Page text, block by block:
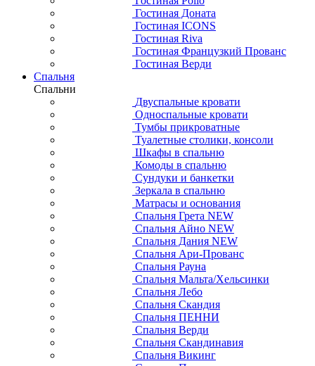
Гостиная Доната
Гостиная ICONS
Гостиная Riva
Гостиная Французкий Прованс
Гостиная Верди
Спальня
Спальни
Двуспальные кровати
Односпальные кровати
Тумбы прикроватные
Туалетные столики, консоли
Шкафы в спальню
Комоды в спальню
Сундуки и банкетки
Зеркала в спальню
Матрасы и основания
Спальня Грета NEW
Спальня Айно NEW
Спальня Дания NEW
Спальня Ари-Прованс
Спальня Рауна
Спальня Мальта/Хельсинки
Спальня Лебо
Спальня Скандия
Спальня ПЕННИ
Спальня Верди
Спальня Скандинавия
Спальня Викинг